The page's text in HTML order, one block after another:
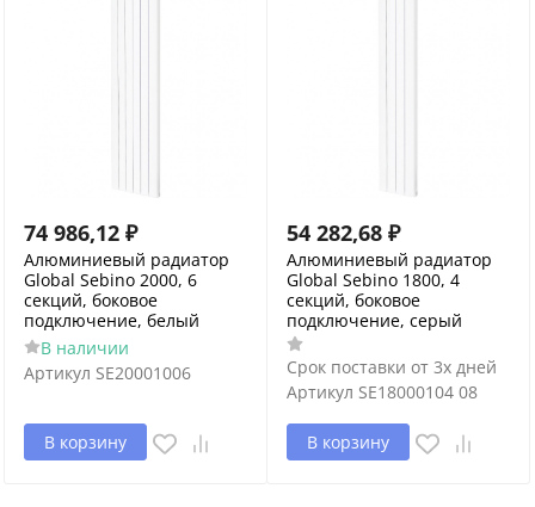
74 986,12 ₽
Алюминиевый радиатор
Global Sebino 2000, 6
секций, боковое
подключение, белый
В наличии
Артикул SE20001006
В корзину
54 282,68 ₽
Алюминиевый радиатор
Global Sebino 1800, 4
секций, боковое
подключение, серый
Срок поставки от 3х дней
Артикул SE18000104 08
В корзину